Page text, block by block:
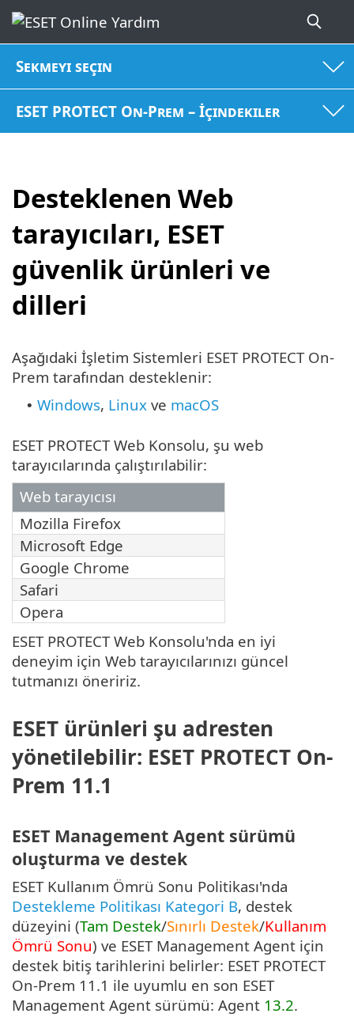
Sekmeyi seçin
ESET PROTECT On-Prem – İçindekiler
Desteklenen Web
tarayıcıları, ESET
güvenlik ürünleri ve
dilleri
Aşağıdaki İşletim Sistemleri ESET PROTECT On-
Prem tarafından desteklenir:
• Windows, Linux ve macOS
ESET PROTECT Web Konsolu, şu web
tarayıcılarında çalıştırılabilir:
Web tarayıcısı
Mozilla Firefox
Microsoft Edge
Google Chrome
Safari
Opera
ESET PROTECT Web Konsolu'nda en iyi
deneyim için Web tarayıcılarınızı güncel
tutmanızı öneririz.
ESET ürünleri şu adresten
yönetilebilir: ESET PROTECT On-
Prem 11.1
ESET Management Agent sürümü
oluşturma ve destek
ESET Kullanım Ömrü Sonu Politikası'nda
Destekleme Politikası Kategori B, destek
düzeyini (Tam Destek/Sınırlı Destek/Kullanım
Ömrü Sonu) ve ESET Management Agent için
destek bitiş tarihlerini belirler: ESET PROTECT
On-Prem 11.1 ile uyumlu en son ESET
Management Agent sürümü: Agent 13.2.